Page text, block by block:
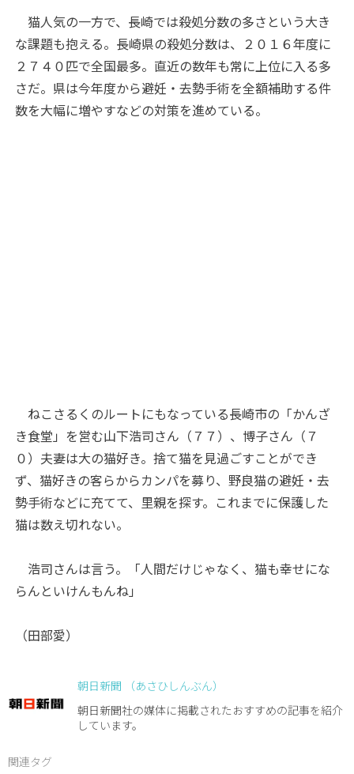
猫人気の一方で、長崎では殺処分数の多さという大き
な課題も抱える。長崎県の殺処分数は、２０１６年度に
２７４０匹で全国最多。直近の数年も常に上位に入る多
さだ。県は今年度から避妊・去勢手術を全額補助する件
数を大幅に増やすなどの対策を進めている。
ねこさるくのルートにもなっている長崎市の「かんざ
き食堂」を営む山下浩司さん（７７）、博子さん（７
０）夫妻は大の猫好き。捨て猫を見過ごすことができ
ず、猫好きの客らからカンパを募り、野良猫の避妊・去
勢手術などに充てて、里親を探す。これまでに保護した
猫は数え切れない。
浩司さんは言う。「人間だけじゃなく、猫も幸せにな
らんといけんもんね」
（田部愛）
朝日新聞 （あさひしんぶん）
朝日新聞社の媒体に掲載されたおすすめの記事を紹介
しています。
関連タグ